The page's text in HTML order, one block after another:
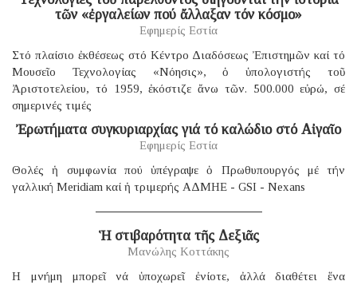
τῶν «ἐργαλείων πού ἄλλαξαν τόν κόσμο»
Εφημερίς Εστία
Στό πλαίσιο ἐκθέσεως στό Κέντρο Διαδόσεως Ἐπιστημῶν καί τό
Μουσεῖο Τεχνολογίας «Νόησις», ὁ ὑπολογιστής τοῦ
Ἀριστοτελείου, τό 1959, ἐκόστιζε ἄνω τῶν. 500.000 εὐρώ, σέ
σημερινές τιμές
Ἐρωτήματα συγκυριαρχίας γιά τό καλώδιο στό Αἰγαῖο
Εφημερίς Εστία
Θολές ἡ συμφωνία πού ὑπέγραψε ὁ Πρωθυπουργός μέ τήν
γαλλική Μeridiam καί ἡ τριμερής ΑΔΜΗΕ - GSI - Nexans
Ἡ στιβαρότητα τῆς Δεξιᾶς
Μανώλης Κοττάκης
H μνήμη μπορεῖ νά ὑποχωρεῖ ἐνίοτε, ἀλλά διαθέτει ἕνα